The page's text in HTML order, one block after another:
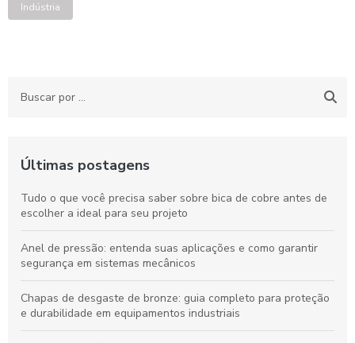
Indústria
Últimas postagens
Tudo o que você precisa saber sobre bica de cobre antes de
escolher a ideal para seu projeto
Anel de pressão: entenda suas aplicações e como garantir
segurança em sistemas mecânicos
Chapas de desgaste de bronze: guia completo para proteção
e durabilidade em equipamentos industriais